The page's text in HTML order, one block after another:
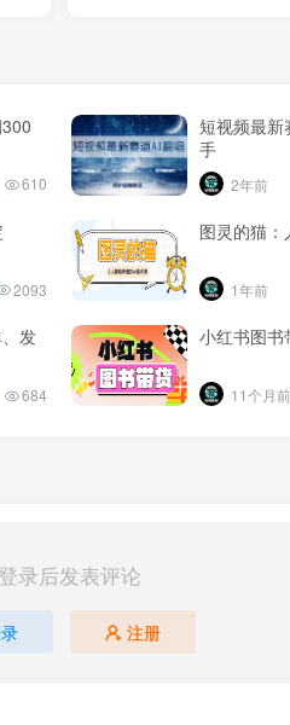
610
短视频最
手
2年前
2093
图灵的猫
1年前
发
684
小红书图书
11个月前
录后发表评论
注册